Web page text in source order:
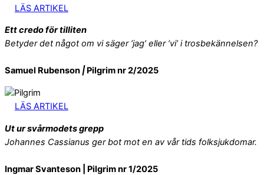
LÄS ARTIKEL
Ett credo för tilliten
Betyder det något om vi säger ’jag’ eller ’vi’ i trosbekännelsen?
Samuel Rubenson | Pilgrim nr 2/2025
LÄS ARTIKEL
Ut ur svårmodets grepp
Johannes Cassianus ger bot mot en av vår tids folksjukdomar.
Ingmar Svanteson | Pilgrim nr 1/2025